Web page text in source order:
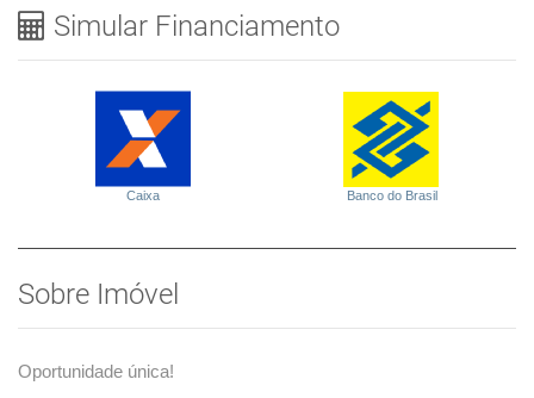
Simular Financiamento
Caixa Banco do Brasil
Sobre Imóvel
Oportunidade única!